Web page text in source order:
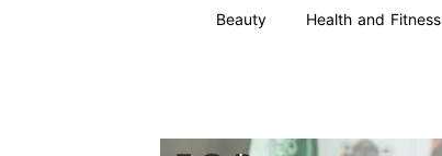
Beauty Health and Fitness